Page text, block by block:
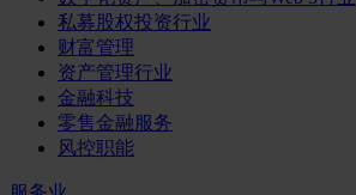
私募股权投资行业
财富管理
资产管理行业
金融科技
零售金融服务
风控职能